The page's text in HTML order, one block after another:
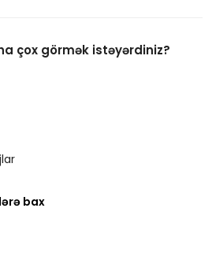
çox görmək istəyərdiniz?
bax